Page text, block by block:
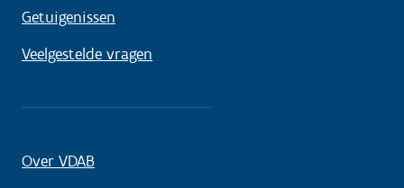
Getuigenissen
Veelgestelde vragen
Over VDAB